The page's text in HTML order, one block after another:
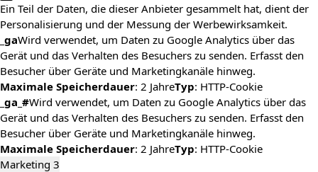
Ein Teil der Daten, die dieser Anbieter gesammelt hat, dient der
Personalisierung und der Messung der Werbewirksamkeit.
_gaWird verwendet, um Daten zu Google Analytics über das
Gerät und das Verhalten des Besuchers zu senden. Erfasst den
Besucher über Geräte und Marketingkanäle hinweg.
Maximale Speicherdauer: 2 JahreTyp: HTTP-Cookie
_ga_#Wird verwendet, um Daten zu Google Analytics über das
Gerät und das Verhalten des Besuchers zu senden. Erfasst den
Besucher über Geräte und Marketingkanäle hinweg.
Maximale Speicherdauer: 2 JahreTyp: HTTP-Cookie
Marketing 3